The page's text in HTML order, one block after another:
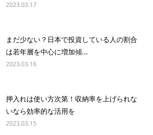
2023.03.17
まだ少ない？日本で投資している人の割合
は若年層を中心に増加傾...
2023.03.16
押入れは使い方次第！収納率を上げられな
いなら効率的な活用を
2023.03.15